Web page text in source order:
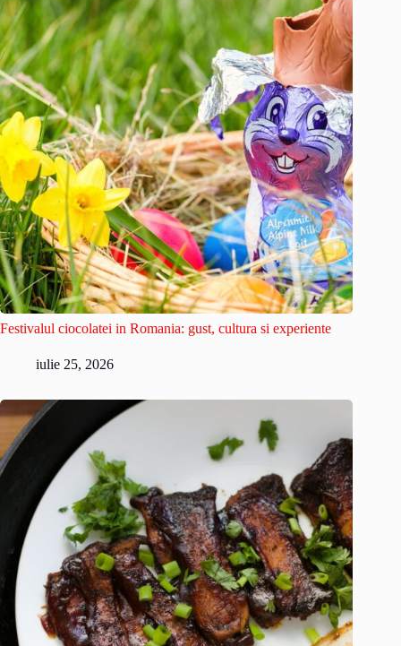
Festivalul ciocolatei in Romania: gust, cultura si experiente
iulie 25, 2026